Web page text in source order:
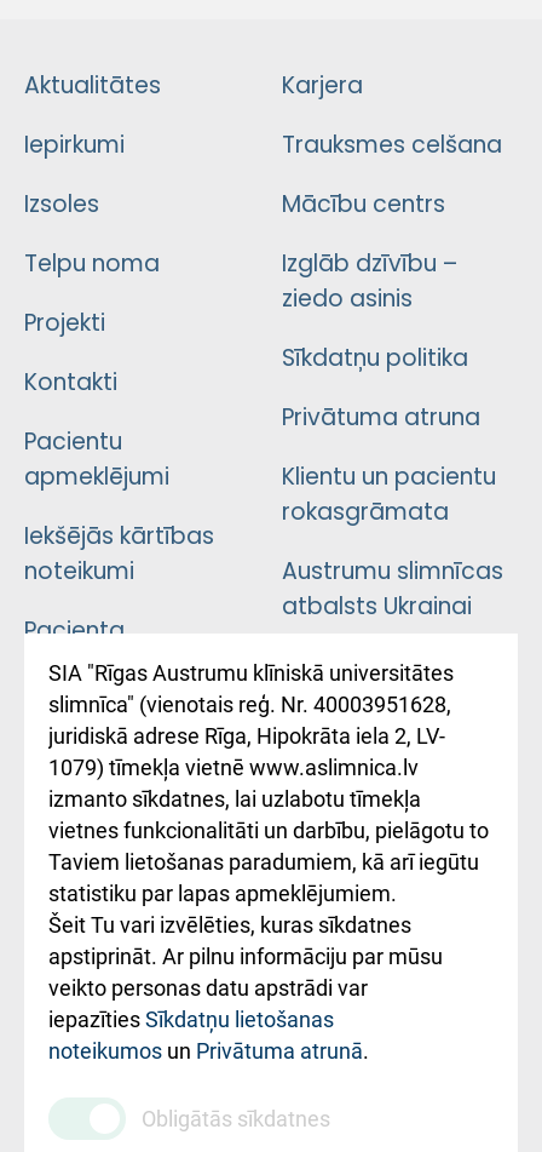
Aktualitātes
Iepirkumi
Izsoles
Telpu noma
Projekti
Kontakti
Pacientu
apmeklējumi
Iekšējās kārtības
noteikumi
Pacienta
atsauksmju/sūdzību
iesniegšanas
kārtība
Kā pie mums nokļūt
Rēķinu apmaksas
ceļvedis
Rekvizīti un
ārstniecības
iestādes kods
010000234
Maksas
Karjera
Trauksmes celšana
Mācību centrs
Izglāb dzīvību –
ziedo asinis
Sīkdatņu politika
Privātuma atruna
Klientu un pacientu
rokasgrāmata
Austrumu slimnīcas
atbalsts Ukrainai
Підтримка Східної
лікарні та співпраця з
Україною
SIA "Rīgas Austrumu klīniskā universitātes
slimnīca" (vienotais reģ. Nr. 40003951628,
juridiskā adrese Rīga, Hipokrāta iela 2, LV-
1079) tīmekļa vietnē www.aslimnica.lv
izmanto sīkdatnes, lai uzlabotu tīmekļa
vietnes funkcionalitāti un darbību, pielāgotu to
Taviem lietošanas paradumiem, kā arī iegūtu
statistiku par lapas apmeklējumiem.
Šeit Tu vari izvēlēties, kuras sīkdatnes
apstiprināt. Ar pilnu informāciju par mūsu
veikto personas datu apstrādi var
iepazītiesSīkdatņu lietošanas
noteikumos un Privātuma atrunā.
Obligātās sīkdatnes